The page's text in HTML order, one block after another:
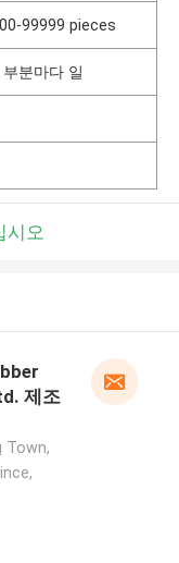
99999 pieces
분마다 일
시오
제조
Town,